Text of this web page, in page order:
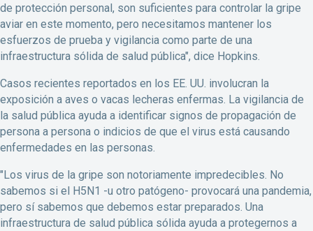
de protección personal, son suficientes para controlar la gripe
aviar en este momento, pero necesitamos mantener los
esfuerzos de prueba y vigilancia como parte de una
infraestructura sólida de salud pública", dice Hopkins.
Casos recientes reportados en los EE. UU. involucran la
exposición a aves o vacas lecheras enfermas. La vigilancia de
la salud pública ayuda a identificar signos de propagación de
persona a persona o indicios de que el virus está causando
enfermedades en las personas.
"Los virus de la gripe son notoriamente impredecibles. No
sabemos si el H5N1 -u otro patógeno- provocará una pandemia,
pero sí sabemos que debemos estar preparados. Una
infraestructura de salud pública sólida ayuda a protegernos a